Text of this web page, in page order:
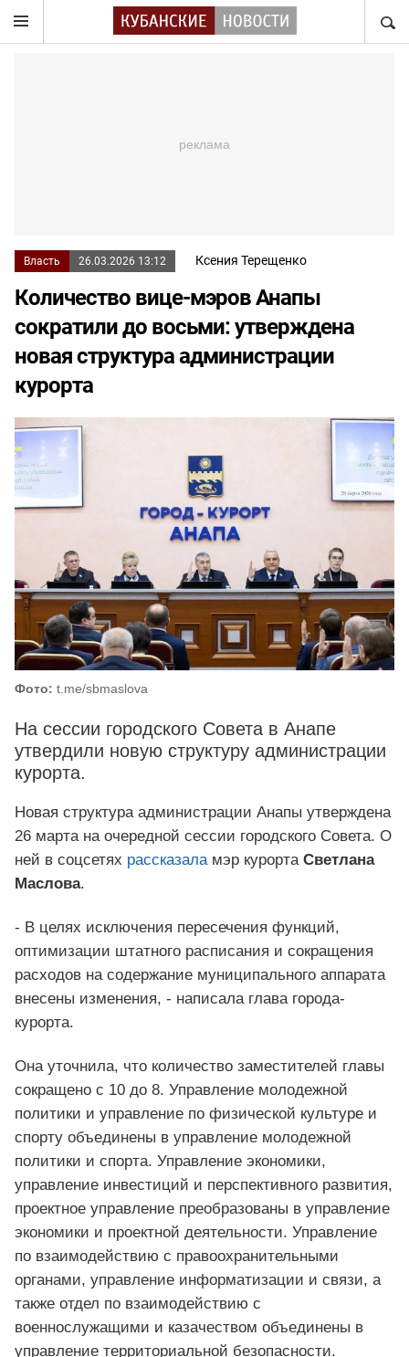
Власть 26.03.2026 13:12 Ксения Терещенко
Количество вице-мэров Анапы
сократили до восьми: утверждена
новая структура администрации
курорта
Фото: t.me/sbmaslova
На сессии городского Совета в Анапе
утвердили новую структуру администрации
курорта.
Новая структура администрации Анапы утверждена
26 марта на очередной сессии городского Совета. О
ней в соцсетях рассказала мэр курорта Светлана
Маслова.
- В целях исключения пересечения функций,
оптимизации штатного расписания и сокращения
расходов на содержание муниципального аппарата
внесены изменения, - написала глава города-
курорта.
Она уточнила, что количество заместителей главы
сокращено с 10 до 8. Управление молодежной
политики и управление по физической культуре и
спорту объединены в управление молодежной
политики и спорта. Управление экономики,
управление инвестиций и перспективного развития,
проектное управление преобразованы в управление
экономики и проектной деятельности. Управление
по взаимодействию с правоохранительными
органами, управление информатизации и связи, а
также отдел по взаимодействию с
военнослужащими и казачеством объединены в
управление территориальной безопасности.